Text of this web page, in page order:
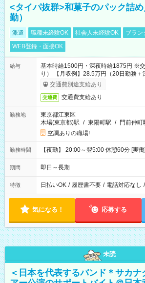
<タイパ抜群>和菓子のパック詰
勤）
派遣 職種未経験OK 社会人未経験OK
ブラン
WEB登録・面接OK
給与
基本時給1500円・深夜時給1875円 ※
り） 【月収例】28.5万円（20日勤務
合）交通費別途支給あり
交通費 交通費支給あり
勤務地
東京都江東区
木場(東京都)駅 / 東陽町駅 / 門前仲町
空調ありの職場!
勤務時間 【夜勤】 20:00～翌5:00 休憩60分 [実
期間 即日～長期
特徴 日払いOK / 履歴書不要 / 電話対応なし /
気になる！ 応募する
未読
＜日本を代表するバンド＊サカナ